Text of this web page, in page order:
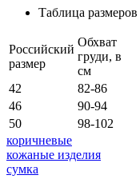
Таблица размеров
Российский
размер
Обхват
груди, в
см
42
82-86
46
90-94
50
98-102
коричневые
кожаные изделия
сумка